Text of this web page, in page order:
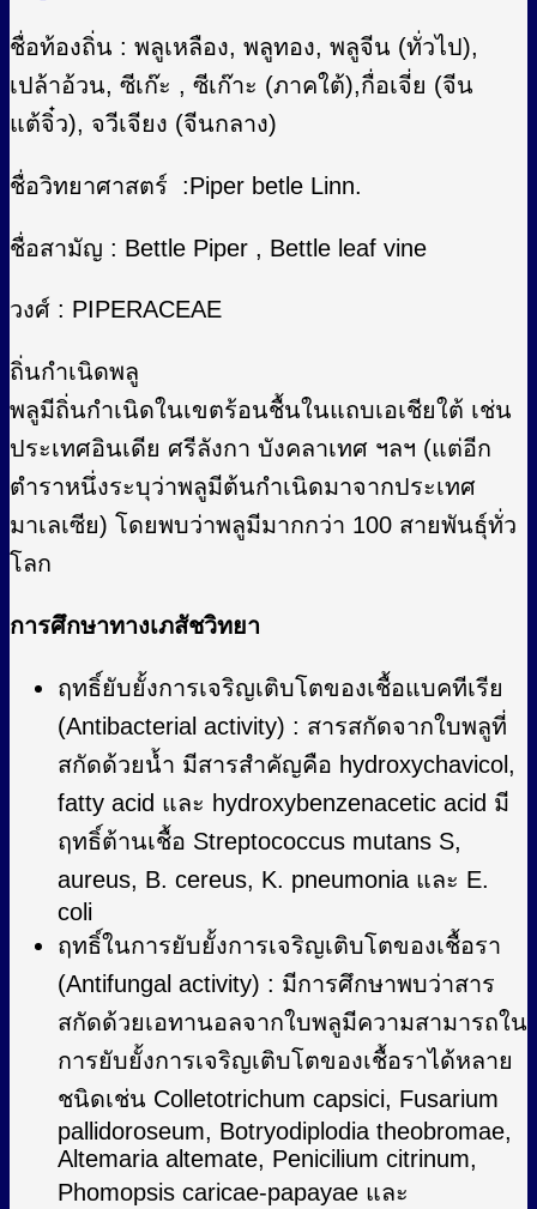
ชื่อท้องถิ่น : พลูเหลือง, พลูทอง, พลูจีน (ทั่วไป),
เปล้าอ้วน, ซีเก๊ะ , ซีเก๊าะ (ภาคใต้),กื่อเจี่ย (จีน
แต้จิ๋ว), จวีเจียง (จีนกลาง)
ชื่อวิทยาศาสตร์ :Piper betle Linn.
ชื่อสามัญ : Bettle Piper , Bettle leaf vine
วงศ์ : PIPERACEAE
ถิ่นกำเนิดพลู
พลูมีถิ่นกำเนิดในเขตร้อนชื้นในแถบเอเชียใต้ เช่น
ประเทศอินเดีย ศรีลังกา บังคลาเทศ ฯลฯ (แต่อีก
ตำราหนึ่งระบุว่าพลูมีต้นกำเนิดมาจากประเทศ
มาเลเซีย) โดยพบว่าพลูมีมากกว่า 100 สายพันธุ์ทั่ว
โลก
การศึกษาทางเภสัชวิทยา
ฤทธิ์ยับยั้งการเจริญเติบโตของเชื้อแบคทีเรีย
(Antibacterial activity) : สารสกัดจากใบพลูที่
สกัดด้วยน้ำ มีสารสำคัญคือ hydroxychavicol,
fatty acid และ hydroxybenzenacetic acid มี
ฤทธิ์ต้านเชื้อ Streptococcus mutans S,
aureus, B. cereus, K. pneumonia และ E.
coli
ฤทธิ์ในการยับยั้งการเจริญเติบโตของเชื้อรา
(Antifungal activity) : มีการศึกษาพบว่าสาร
สกัดด้วยเอทานอลจากใบพลูมีความสามารถใน
การยับยั้งการเจริญเติบโตของเชื้อราได้หลาย
ชนิดเช่น Colletotrichum capsici, Fusarium
pallidoroseum, Botryodiplodia theobromae,
Altemaria altemate, Penicilium citrinum,
Phomopsis caricae-papayae และ